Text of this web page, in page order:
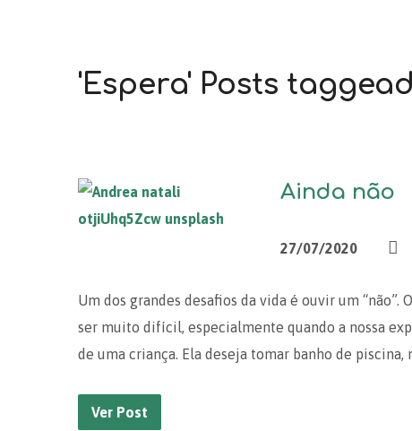
'Espera' Posts
Ainda não
27/07/2020
Um dos grandes desafios da vida é ouvir um “não”.
ser muito difícil, especialmente quando a nossa
de uma criança. Ela deseja tomar banho de
Ver Post